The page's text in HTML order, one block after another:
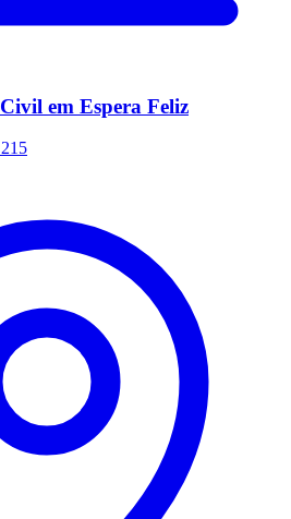
em Espera Feliz